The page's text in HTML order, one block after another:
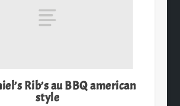
Rib’s au BBQ american
style